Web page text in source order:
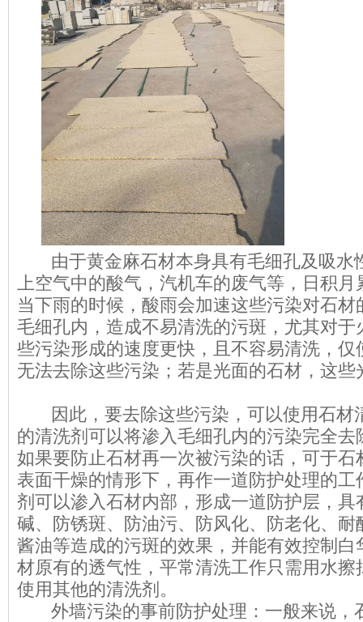
由于黄金麻石材本身具有毛细孔及吸水
上空气中的酸气，汽机车的废气等，日积
当下雨的时候，酸雨会加速这些污染对石
毛细孔内，造成不易清洗的污斑，尤其对
些污染形成的速度更快，且不容易清洗，
无法去除这些污染；若是光面的石材，这
因此，要去除这些污染，可以使用石材
的清洗剂可以将渗入毛细孔内的污染完全
如果要防止石材再一次被污染的话，可于
表面干燥的情形下，再作一道防护处理的
剂可以渗入石材内部，形成一道防护层，
碱、防锈斑、防油污、防风化、防老化、
酱油等造成的污斑的效果，并能有效控制
材原有的透气性，平常清洗工作只需用水
使用其他的清洗剂。
外墙污染的事前防护处理：一般来说，